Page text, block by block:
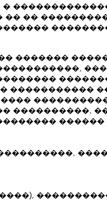
�� ��
�������
�����������
����������,